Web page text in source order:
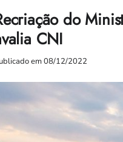
do
CNI
em 08/12/2022